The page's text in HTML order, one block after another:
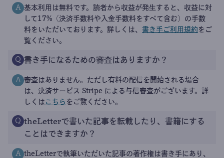
A 基本利用は無料です。読者から収益が発生すると、収益に対
して17%（決済手数料や入金手数料をすべて含む）の手数
料をいただいております。詳しくは、 書き手ご利用規約 をご
覧ください。
Q 書き手になるための審査はありますか？
A 審査はありません。ただし有料の配信を開始される場合
は、決済サービス Stripe による与信審査がございます。詳
しくは こちら をご覧ください。
Q theLetterで書いた記事を転載したり、書籍にする
ことはできますか？
A theLetterで執筆いただいた記事の著作権は書き手にあり、